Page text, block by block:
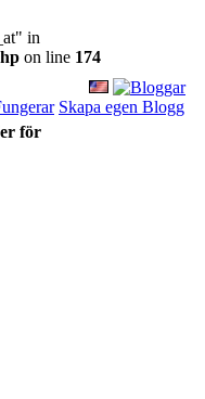
in
on line 174
Skapa egen Blogg
för